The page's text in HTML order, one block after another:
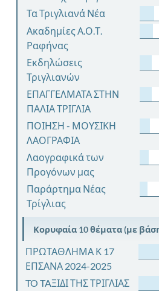
Τα Τριγλιανά Νέα
Ακαδημίες Α.Ο.Τ.
Ραφήνας
Εκδηλώσεις
Τριγλιανών
ΕΠΑΓΓΕΛΜΑΤΑ ΣΤΗΝ
ΠΑΛΙΑ ΤΡΙΓΛΙΑ
ΠΟΙΗΣΗ - ΜΟΥΣΙΚΗ
ΛΑΟΓΡΑΦΙΑ
Λαογραφικά των
Προγόνων μας
Παράρτημα Νέας
Τρίγλιας
Κορυφαία 10 θέματα (με
ΠΡΩΤΑΘΛΗΜΑ Κ 17
ΕΠΣΑΝΑ 2024-2025
TO TAΞΙΔΙ ΤΗΣ ΤΡΙΓΛΙΑΣ